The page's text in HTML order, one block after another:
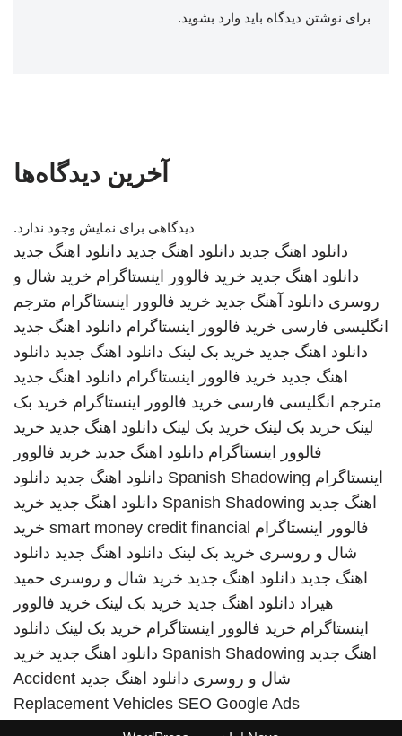
برای نوشتن دیدگاه باید وارد بشوید.
آخرین دیدگاه‌ها
دیدگاهی برای نمایش وجود ندارد.
دانلود اهنگ جدید دانلود اهنگ جدید دانلود اهنگ جدید
دانلود اهنگ جدید خرید فالوور اینستاگرام خرید شال و
روسری دانلود آهنگ جدید خرید فالوور اینستاگرام مترجم
انگلیسی فارسی خرید فالوور اینستاگرام دانلود اهنگ جدید
دانلود اهنگ جدید خرید بک لینک دانلود اهنگ جدید دانلود
اهنگ جدید خرید فالوور اینستاگرام دانلود اهنگ جدید
مترجم انگلیسی فارسی خرید فالوور اینستاگرام خرید بک
لینک خرید بک لینک خرید بک لینک دانلود اهنگ جدید خرید
فالوور اینستاگرام دانلود اهنگ جدید خرید فالوور
اینستاگرام Spanish Shadowing دانلود اهنگ جدید دانلود
اهنگ جدید Spanish Shadowing دانلود اهنگ جدید خرید
فالوور اینستاگرام smart money credit financial خرید
شال و روسری خرید بک لینک دانلود اهنگ جدید دانلود
اهنگ جدید دانلود اهنگ جدید خرید شال و روسری حمید
هیراد دانلود اهنگ جدید خرید بک لینک خرید فالوور
اینستاگرام خرید فالوور اینستاگرام خرید بک لینک دانلود
اهنگ جدید Spanish Shadowing دانلود اهنگ جدید خرید
شال و روسری دانلود اهنگ جدید Accident
Replacement Vehicles SEO Google Ads